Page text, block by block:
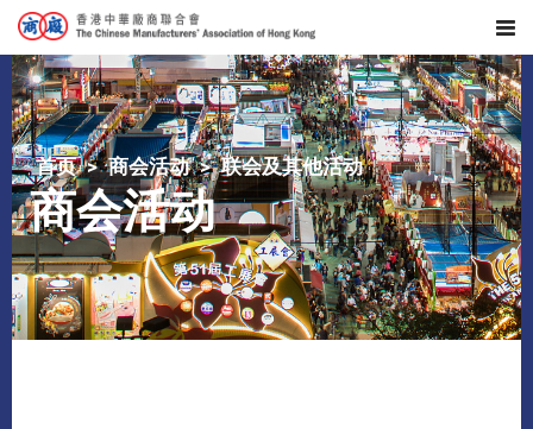
首页 商会活动 联会及其他活动
商会活动